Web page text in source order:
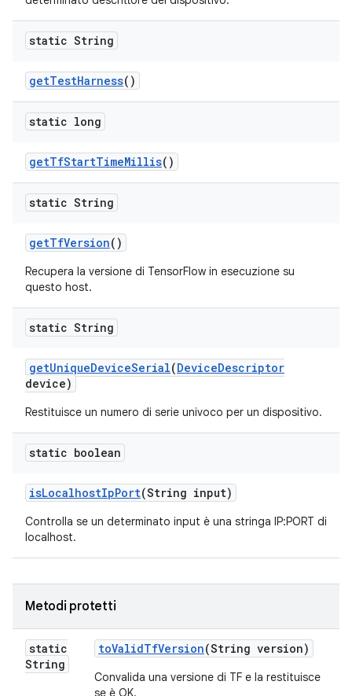
static String
getTestHarness()
static long
getTfStartTimeMillis()
static String
getTfVersion()
Recupera la versione di TensorFlow in esecuzione su
questo host.
static String
getUniqueDeviceSerial(DeviceDescriptor
device)
Restituisce un numero di serie univoco per un dispositivo.
static boolean
isLocalhostIpPort(String input)
Controlla se un determinato input è una stringa IP:PORT di
localhost.
Metodi protetti
static
String
toValidTfVersion(String version)
Convalida una versione di TF e la restituisce
se è OK.